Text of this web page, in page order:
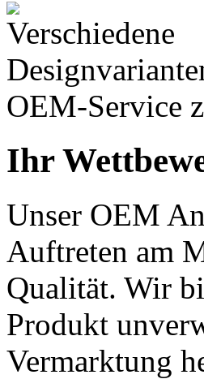
OEM-Service
Ihr
Unser OEM
Auftreten am
Qualität. Wir
Produkt
Vermarktung